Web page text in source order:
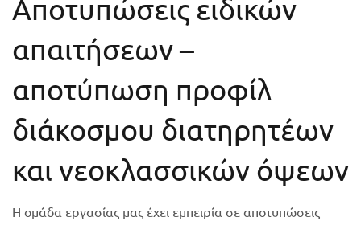
Αποτυπώσεις ειδικών
απαιτήσεων –
αποτύπωση προφίλ
διάκοσμου διατηρητέων
και νεοκλασσικών όψεων
H ομάδα εργασίας μας έχει εμπειρία σε αποτυπώσεις